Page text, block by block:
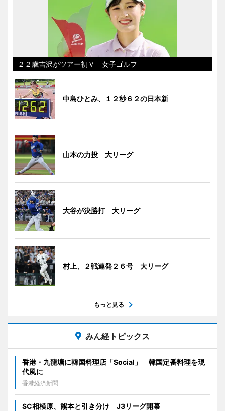
２２歳吉沢がツアー初Ｖ 女子ゴルフ
中島ひとみ、１２秒６２の日本新
山本の力投 大リーグ
大谷が決勝打 大リーグ
村上、２戦連発２６号 大リーグ
もっと見る
みん経トピックス
香港・九龍塘に韓国料理店「Social」 韓国定番料理を現
代風に
香港経済新聞
SC相模原、熊本と引き分け J3リーグ開幕